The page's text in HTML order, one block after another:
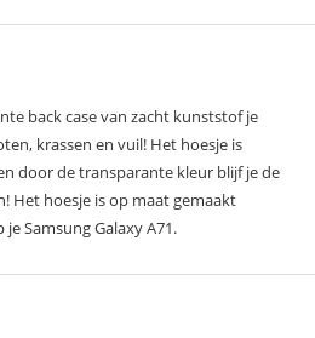
back case van zacht kunststof je
krassen en vuil! Het hoesje is
door de transparante kleur blijf je de
Het hoesje is op maat gemaakt
Samsung Galaxy A71.